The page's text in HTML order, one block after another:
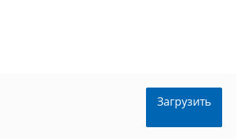
Загрузить